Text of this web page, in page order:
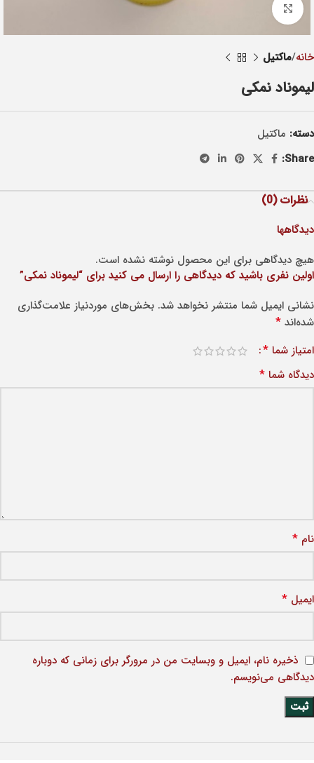
Click to enlarge
خانه ماکتيل
لیموناد نمکی
دسته: ماکتيل
Share:
نظرات (0)
دیدگاهها
هیچ دیدگاهی برای این محصول نوشته نشده است.
اولین نفری باشید که دیدگاهی را ارسال می کنید برای “لیموناد نمکی”
نشانی ایمیل شما منتشر نخواهد شد. بخش‌های موردنیاز علامت‌گذاری
شده‌اند *
امتیاز شما *
دیدگاه شما *
نام *
ایمیل *
ذخیره نام، ایمیل و وبسایت من در مرورگر برای زمانی که دوباره
دیدگاهی می‌نویسم.